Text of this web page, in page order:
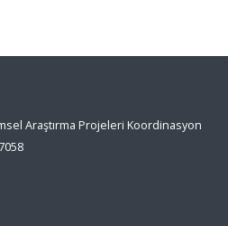
Araştırma Projeleri Koordinasyon